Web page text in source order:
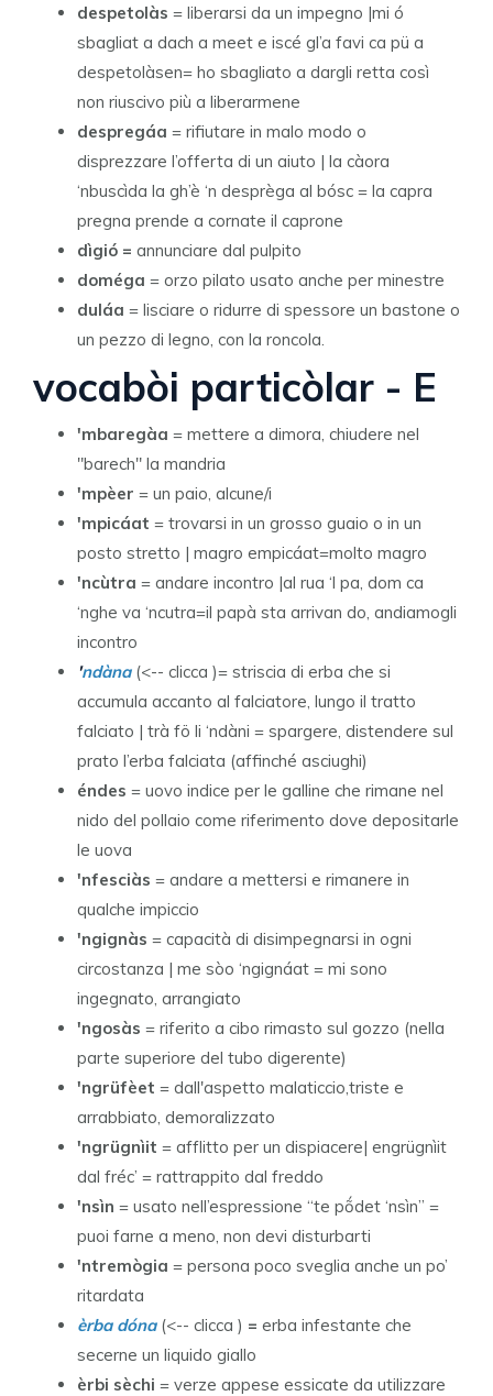
despetolàs = liberarsi da un impegno |mi ó
sbagliat a dach a meet e iscé gl’a favi ca pü a
despetolàsen= ho sbagliato a dargli retta così
non riuscivo più a liberarmene
despregáa = rifiutare in malo modo o
disprezzare l’offerta di un aiuto | la càora
‘nbuscìda la gh’è ‘n desprèga al bósc = la capra
pregna prende a cornate il caprone
dìgió = annunciare dal pulpito
doméga = orzo pilato usato anche per minestre
duláa = lisciare o ridurre di spessore un bastone o
un pezzo di legno, con la roncola.
vocabòi particòlar - E
'mbaregàa = mettere a dimora, chiudere nel
"barech" la mandria
'mpèer = un paio, alcune/i
'mpicáat = trovarsi in un grosso guaio o in un
posto stretto | magro empicáat=molto magro
'ncùtra = andare incontro |al rua ‘l pa, dom ca
‘nghe va ‘ncutra=il papà sta arrivan do, andiamogli
incontro
'ndàna (<-- clicca )= striscia di erba che si
accumula accanto al falciatore, lungo il tratto
falciato | trà fö li ‘ndàni = spargere, distendere sul
prato l’erba falciata (affinché asciughi)
éndes = uovo indice per le galline che rimane nel
nido del pollaio come riferimento dove depositarle
le uova
'nfesciàs = andare a mettersi e rimanere in
qualche impiccio
'ngignàs = capacità di disimpegnarsi in ogni
circostanza | me sòo ‘ngignáat = mi sono
ingegnato, arrangiato
'ngosàs = riferito a cibo rimasto sul gozzo (nella
parte superiore del tubo digerente)
'ngrüfèet = dall'aspetto malaticcio,triste e
arrabbiato, demoralizzato
'ngrügnìit = afflitto per un dispiacere| engrügnìit
dal fréc’ = rattrappito dal freddo
'nsìn = usato nell’espressione “te pṍdet ‘nsìn” =
puoi farne a meno, non devi disturbarti
'ntremògia = persona poco sveglia anche un po’
ritardata
èrba dóna (<-- clicca ) = erba infestante che
secerne un liquido giallo
èrbi sèchi = verze appese essicate da utilizzare